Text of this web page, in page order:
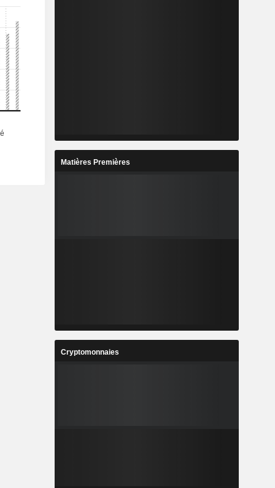
Matières Premières
Cryptomonnaies